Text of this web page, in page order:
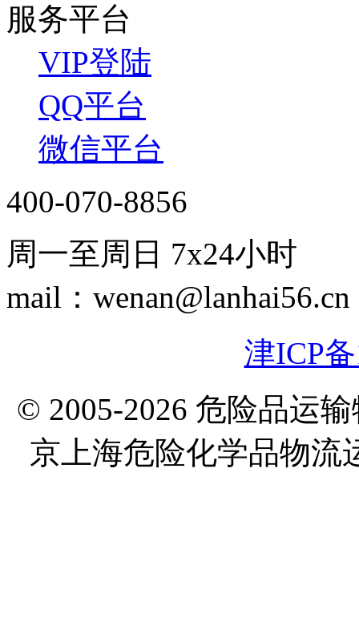
服务平台
VIP登陆
QQ平台
微信平台
400-070-8856
周一至周日 7x24小时
mail：wenan@lanhai56.cn
津ICP
© 2005-2026 危险品运
京上海危险化学品物流